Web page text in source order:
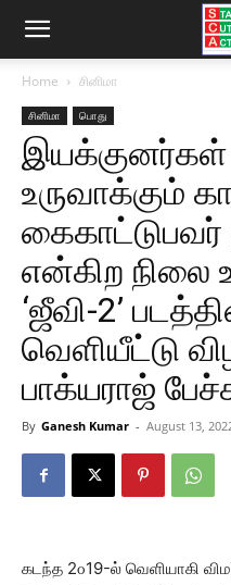
Home சினிமா
சினிமா பொது
உருவாக்கும்
என்கிற நிலை
‘ஜீவி-2’
வெளியீட்டு
பாக்யராஜ்
By Ganesh Kumar - August 13,
கடந்த 2௦19-ல் வெளியாகி